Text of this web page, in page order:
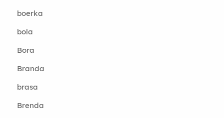
boerka
bola
Bora
Branda
brasa
Brenda